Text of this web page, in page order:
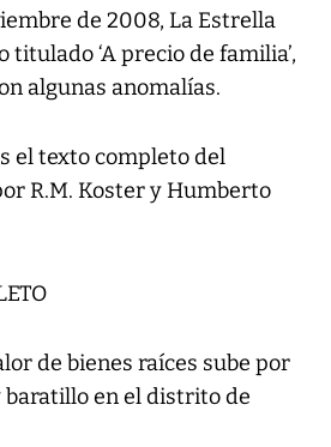
de 2008, La Estrella
‘A precio de familia’,
algunas anomalías.
el texto completo del
R.M. Koster y Humberto
de bienes raíces sube por
baratillo en el distrito de